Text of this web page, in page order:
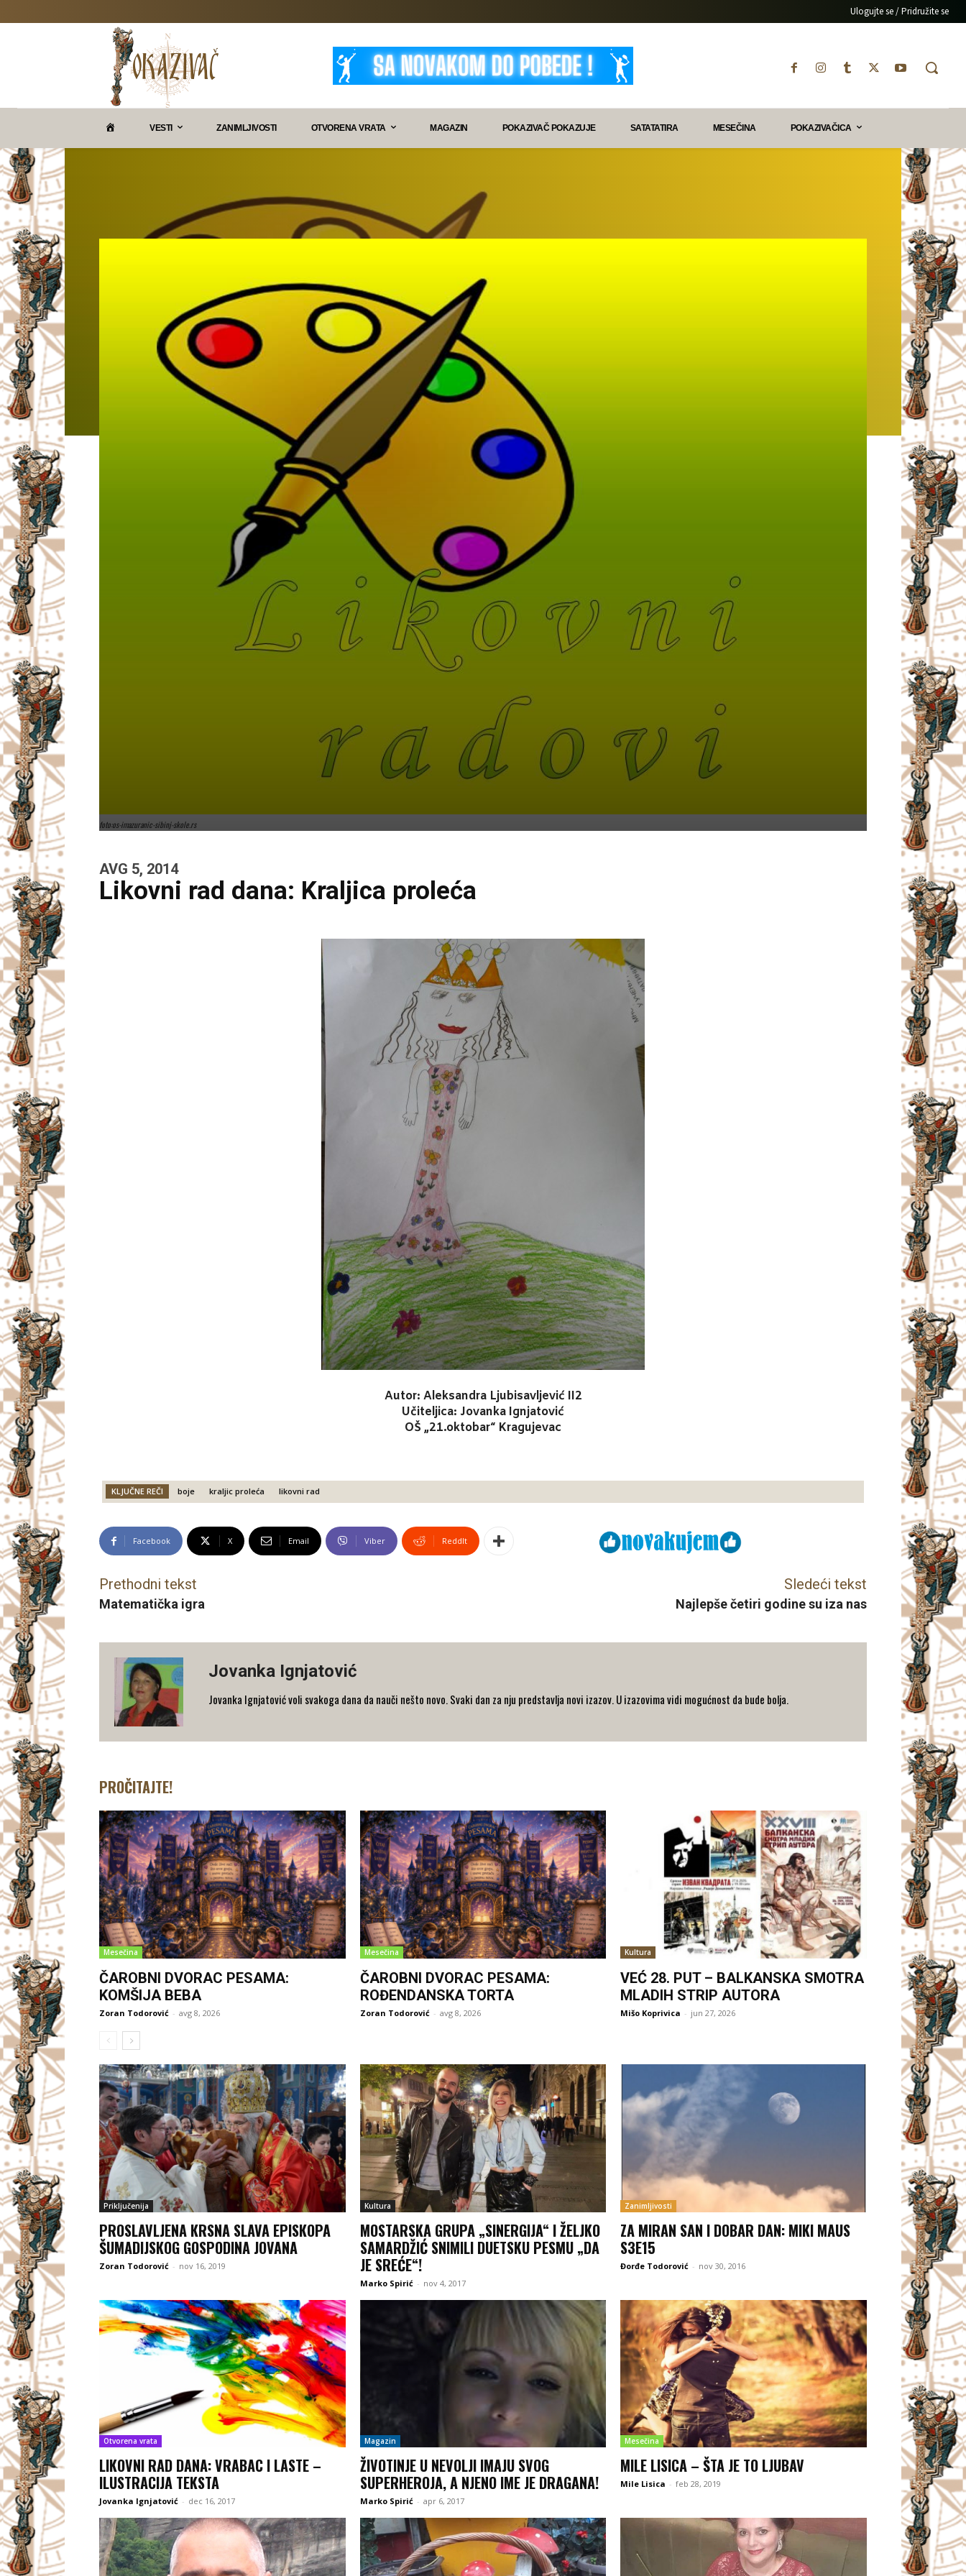
Ulogujte se / Pridružite se
VESTI ZANIMLJIVOSTI OTVORENA VRATA MAGAZIN POKAZIVAČ POKAZUJE SATATATIRA MESEČINA POKAZIVAČICA
foto:os-imazuranic-sibinj-skole.rs
AVG 5, 2014
Likovni rad dana: Kraljica proleća
Autor: Aleksandra Ljubisavljević II2
Učiteljica: Jovanka Ignjatović
OŠ „21.oktobar“ Kragujevac
KLJUČNE REČI boje kraljic proleća likovni rad
Facebook X Email Viber ReddIt
Prethodni tekst
Matematička igra
Sledeći tekst
Najlepše četiri godine su iza nas
Jovanka Ignjatović
Jovanka Ignjatović voli svakoga dana da nauči nešto novo. Svaki dan za nju predstavlja novi izazov. U izazovima vidi mogućnost da bude bolja.
PROČITAJTE!
Mesečina
ČAROBNI DVORAC PESAMA:
KOMŠIJA BEBA
Zoran Todorović - avg 8, 2026
Mesečina
ČAROBNI DVORAC PESAMA:
ROĐENDANSKA TORTA
Zoran Todorović - avg 8, 2026
Kultura
VEĆ 28. PUT – BALKANSKA SMOTRA
MLADIH STRIP AUTORA
Mišo Koprivica - jun 27, 2026
Priključenija
PROSLAVLJENA КRSNA SLAVA EPISКOPA
ŠUMADIJSКOG GOSPODINA JOVANA
Zoran Todorović - nov 16, 2019
Kultura
MOSTARSKA GRUPA „SINERGIJA“ I ŽELJKO
SAMARDŽIĆ SNIMILI DUETSKU PESMU „DA
JE SREĆE“!
Marko Spirić - nov 4, 2017
Zanimljivosti
ZA MIRAN SAN I DOBAR DAN: MIKI MAUS
S3E15
Đorđe Todorović - nov 30, 2016
Otvorena vrata
LIKOVNI RAD DANA: VRABAC I LASTE –
ILUSTRACIJA TEKSTA
Jovanka Ignjatović - dec 16, 2017
Magazin
ŽIVOTINJE U NEVOLJI IMAJU SVOG
SUPERHEROJA, A NJENO IME JE DRAGANA!
Marko Spirić - apr 6, 2017
Mesečina
MILE LISICA – ŠTA JE TO LJUBAV
Mile Lisica - feb 28, 2019